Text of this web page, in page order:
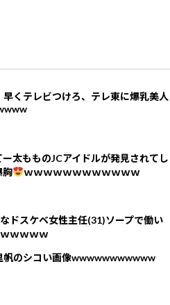
早くテレビつけろ、テレ東に爆乳美人
ー太もものJCアイドルが発見されてし
胸
ｗｗｗｗｗｗｗｗｗｗｗｗ
ドスケベ女性主任(31)ソープで働い
ｗｗｗｗ
帆のシコい画像wwwwwwwwwww